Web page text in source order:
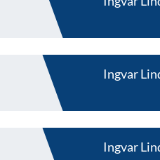
Ingvar
Ingvar